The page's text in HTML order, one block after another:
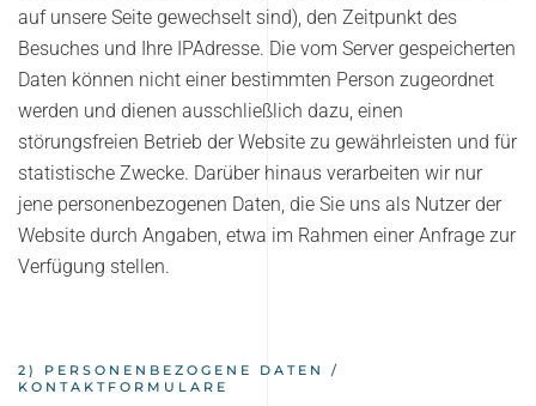
auf unsere Seite gewechselt sind), den Zeitpunkt des
Besuches und Ihre IPAdresse. Die vom Server gespeicherten
Daten können nicht einer bestimmten Person zugeordnet
werden und dienen ausschließlich dazu, einen
störungsfreien Betrieb der Website zu gewährleisten und für
statistische Zwecke. Darüber hinaus verarbeiten wir nur
jene personenbezogenen Daten, die Sie uns als Nutzer der
Website durch Angaben, etwa im Rahmen einer Anfrage zur
Verfügung stellen.
2) PERSONENBEZOGENE DATEN /
KONTAKTFORMULARE